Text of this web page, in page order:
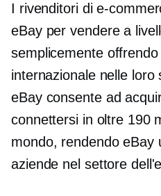
I rivenditori di e-
eBay per vendere a
semplicemente
internazionale nelle loro
eBay consente ad
connettersi in oltre 190
mondo, rendendo eBay
aziende nel settore